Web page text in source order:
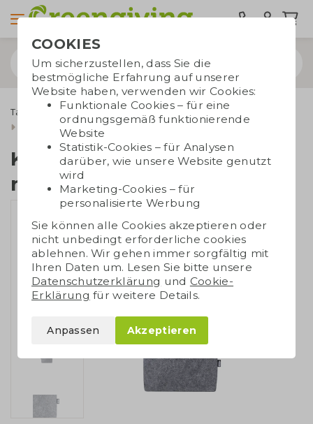
Taschen bedrucken
Kühltaschen
Kühltasche aus recyceltem Filz
Kühltasche aus
recyceltem Filz
COOKIES
Um sicherzustellen, dass Sie die
bestmögliche Erfahrung auf unserer
Website haben, verwenden wir Cookies:
Funktionale Cookies – für eine
ordnungsgemäß funktionierende
Website
Statistik-Cookies – für Analysen
darüber, wie unsere Website genutzt
wird
Marketing-Cookies – für
personalisierte Werbung
Sie können alle Cookies akzeptieren oder
nicht unbedingt erforderliche cookies
ablehnen. Wir gehen immer sorgfältig mit
Ihren Daten um. Lesen Sie bitte unsere
Datenschutzerklärung und Cookie-
Erklärung für weitere Details.
Anpassen Akzeptieren